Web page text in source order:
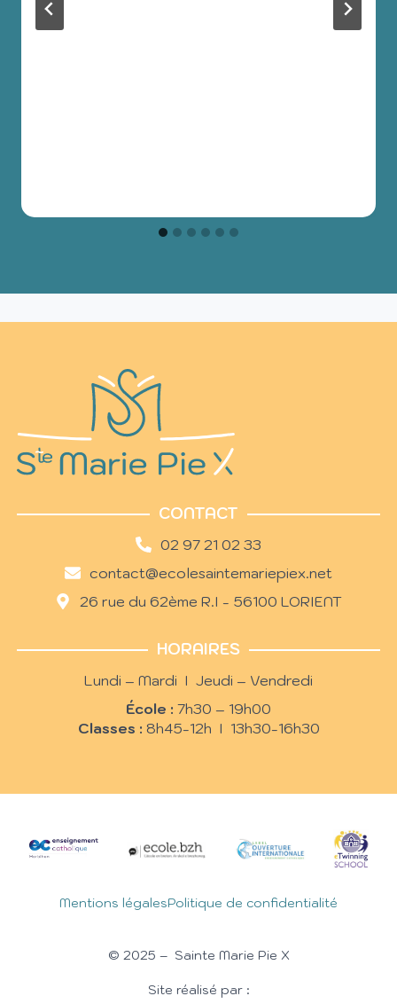
CONTACT
02 97 21 02 33
contact@ecolesaintemariepiex.net
26 rue du 62ème R.I - 56100 LORIENT
HORAIRES
Lundi – Mardi I Jeudi – Vendredi
École : 7h30 – 19h00
Classes : 8h45-12h I 13h30-16h30
Mentions légalesPolitique de confidentialité
© 2025 – Sainte Marie Pie X
Site réalisé par :